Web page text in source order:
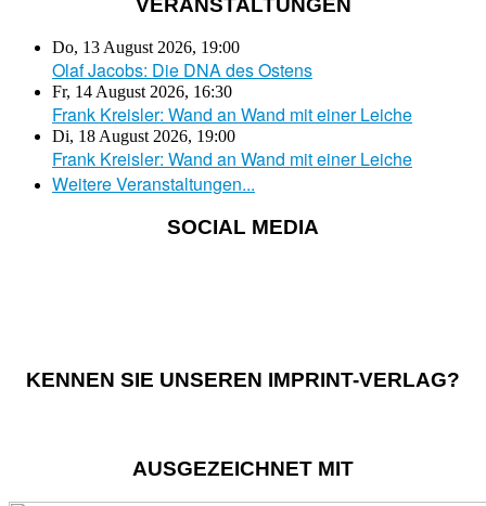
VERANSTALTUNGEN
Do, 13 August 2026, 19:00
Olaf Jacobs: Die DNA des Ostens
Fr, 14 August 2026, 16:30
Frank Kreisler: Wand an Wand mit einer Leiche
Di, 18 August 2026, 19:00
Frank Kreisler: Wand an Wand mit einer Leiche
Weitere Veranstaltungen...
SOCIAL MEDIA
KENNEN SIE UNSEREN IMPRINT-VERLAG?
AUSGEZEICHNET MIT